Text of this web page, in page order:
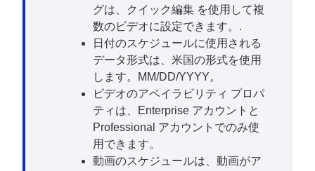
グは、
クイック編集 を使用して複
数のビデオに設定できます。.
日付のスケジュールに使用される
データ形式は、米国の形式を使用
します。MM/DD/YYYY。
ビデオのアベイラビリティ プロパ
ティは、Enterprise アカウントと
Professional アカウントでのみ使
用できます。
動画のスケジュールは、動画がア